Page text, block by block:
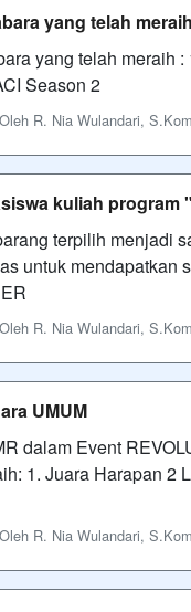
yang telah
yang telah meraih
Season 2
R. Nia Wulandari,
kuliah program
terpilih menjadi
untuk
R. Nia Wulandari,
UMUM
dalam Event
1. Juara Harapan 2
R. Nia Wulandari,